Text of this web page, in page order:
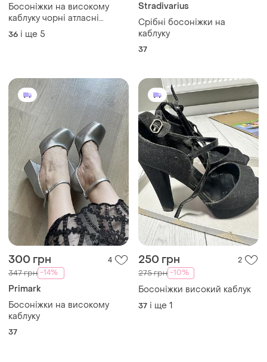
Босоніжки на високому
каблуку чорні атласні
босоніжки на каблуку
босоніжки на підборах
36 і ще 5
Stradivarius
Срібні босоніжки на
каблуку
37
300 грн 4
347 грн -14%
Primark
Босоніжки на високому
каблуку
37
250 грн 2
275 грн -10%
Босоніжки високий каблук
37 і ще 1